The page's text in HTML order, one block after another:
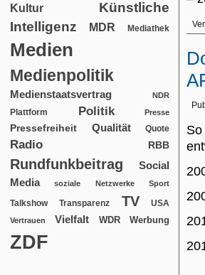
Kultur
Künstliche
Intelligenz
MDR Mediathek
Medien
Medienpolitik
Medienstaatsvertrag NDR
Plattform Politik Presse
Pressefreiheit Qualität Quote
Radio RBB
Rundfunkbeitrag
Social
Media
soziale Netzwerke Sport
Talkshow Transparenz TV USA
Vertrauen Vielfalt WDR Werbung
ZDF